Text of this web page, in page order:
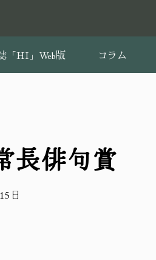
「HI」Web版 コラム
長俳句賞
日